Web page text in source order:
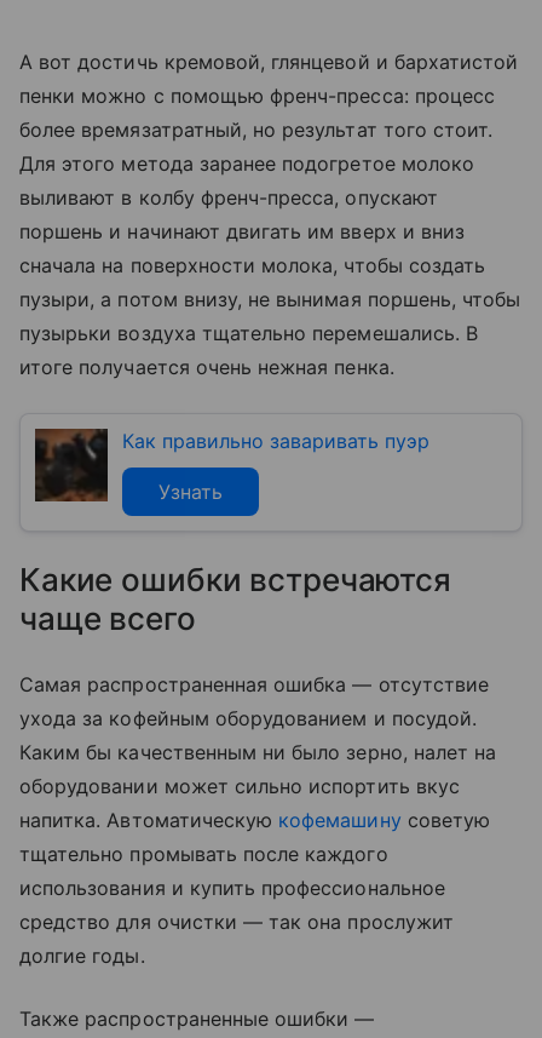
А вот достичь кремовой, глянцевой и бархатистой
пенки можно с помощью френч-пресса: процесс
более времязатратный, но результат того стоит.
Для этого метода заранее подогретое молоко
выливают в колбу френч-пресса, опускают
поршень и начинают двигать им вверх и вниз
сначала на поверхности молока, чтобы создать
пузыри, а потом внизу, не вынимая поршень, чтобы
пузырьки воздуха тщательно перемешались. В
итоге получается очень нежная пенка.
Как правильно заваривать пуэр
Узнать
Какие ошибки встречаются
чаще всего
Самая распространенная ошибка — отсутствие
ухода за кофейным оборудованием и посудой.
Каким бы качественным ни было зерно, налет на
оборудовании может сильно испортить вкус
напитка. Автоматическую кофемашину советую
тщательно промывать после каждого
использования и купить профессиональное
средство для очистки — так она прослужит
долгие годы.
Также распространенные ошибки —